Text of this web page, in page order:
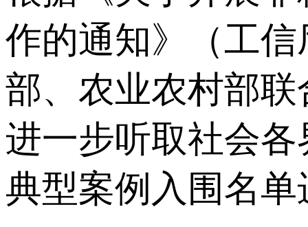
作的通知》（工
部、农业农村部
进一步听取社会
典型案例入围名